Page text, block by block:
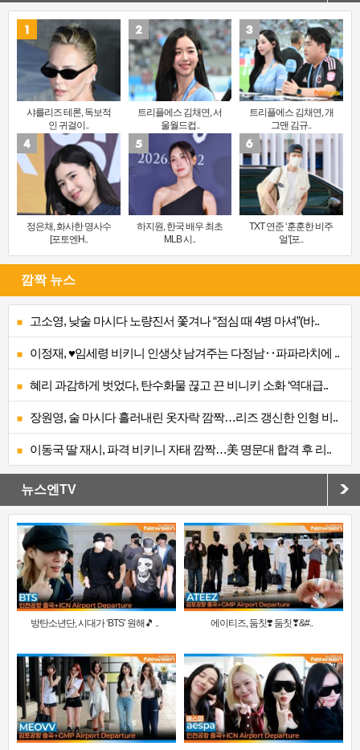
샤를리즈 테론, 독보적
인 귀걸이..
트리플에스 김채연, 서
울월드컵..
트리플에스 김채연, 개
그맨 김규..
정은채, 화사한 명사수
[포토엔H..
하지원, 한국 배우 최초
MLB 시..
TXT 연준 ‘훈훈한 비주
얼’[포..
깜짝 뉴스
고소영, 낮술 마시다 노량진서 쫓겨나 “점심 때 4병 마셔”(바..
이정재, ♥임세령 비키니 인생샷 남겨주는 다정남‥파파라치에 ..
혜리 과감하게 벗었다, 탄수화물 끊고 끈 비니키 소화 ‘역대급..
장원영, 술 마시다 흘러내린 옷자락 깜짝…리즈 갱신한 인형 비..
이동국 딸 재시, 파격 비키니 자태 깜짝…美 명문대 합격 후 리..
뉴스엔TV
방탄소년단, 시대가 ‘BTS’ 원해🎵 .. 에이티즈, 둠칫❣️ 둠칫❣&#..